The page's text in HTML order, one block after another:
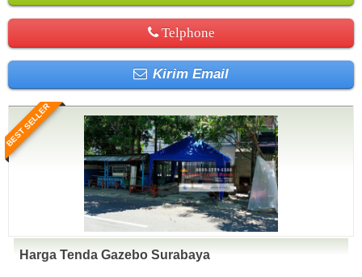
Telphone
Kirim Email
BEST SELLER
Harga Tenda Gazebo Surabaya